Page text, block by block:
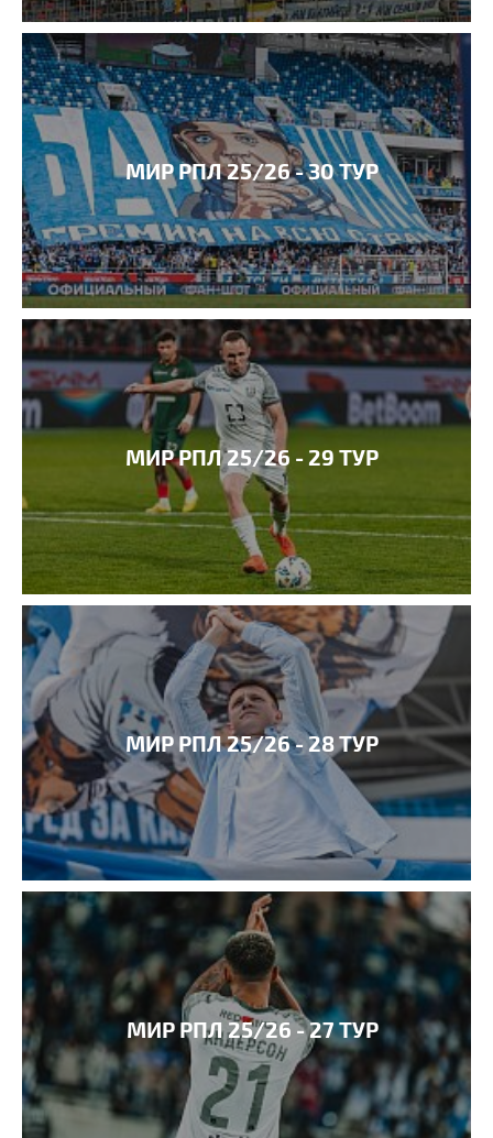
МИР РПЛ 25/26 - 30 ТУР
МИР РПЛ 25/26 - 29 ТУР
МИР РПЛ 25/26 - 28 ТУР
МИР РПЛ 25/26 - 27 ТУР